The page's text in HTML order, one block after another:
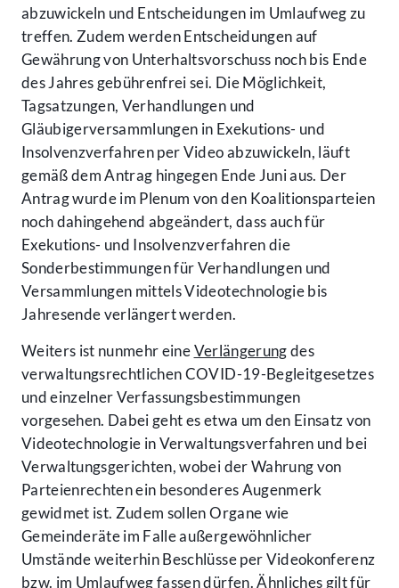
abzuwickeln und Entscheidungen im Umlaufweg zu
treffen. Zudem werden Entscheidungen auf
Gewährung von Unterhaltsvorschuss noch bis Ende
des Jahres gebührenfrei sei. Die Möglichkeit,
Tagsatzungen, Verhandlungen und
Gläubigerversammlungen in Exekutions- und
Insolvenzverfahren per Video abzuwickeln, läuft
gemäß dem Antrag hingegen Ende Juni aus. Der
Antrag wurde im Plenum von den Koalitionsparteien
noch dahingehend abgeändert, dass auch für
Exekutions- und Insolvenzverfahren die
Sonderbestimmungen für Verhandlungen und
Versammlungen mittels Videotechnologie bis
Jahresende verlängert werden.
Weiters ist nunmehr eineVerlängerungdes
verwaltungsrechtlichen COVID-19-Begleitgesetzes
und einzelner Verfassungsbestimmungen
vorgesehen. Dabei geht es etwa um den Einsatz von
Videotechnologie in Verwaltungsverfahren und bei
Verwaltungsgerichten, wobei der Wahrung von
Parteienrechten ein besonderes Augenmerk
gewidmet ist. Zudem sollen Organe wie
Gemeinderäte im Falle außergewöhnlicher
Umstände weiterhin Beschlüsse per Videokonferenz
bzw. im Umlaufweg fassen dürfen. Ähnliches gilt für